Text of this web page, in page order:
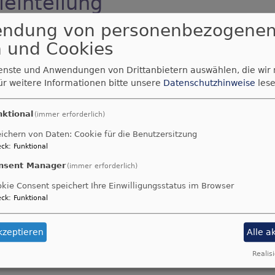
innerhalb der Gemeinde.
Zion! Frohlocke, Israel! Freue dich und sei fröhlich
Jerusalem! Denn der HERR hat deine Strafe
und hat im Evangelium Frieden verkündigt
denen, die nahe waren.
von personenbezogenen
und Cookies
und Anwendungen von Drittanbietern auswählen, die wir
weitere Informationen bitte unsere Datenschutzhinweise
(immer erforderlich)
von Daten: Cookie für die Benutzersitzung
: Funktional
Manager (immer erforderlich)
Consent speichert Ihre Einwilligungsstatus im Browser
: Funktional
Alle